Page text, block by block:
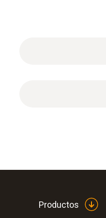
Productos